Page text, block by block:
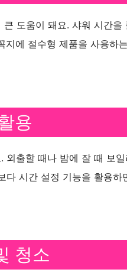
도움이 돼요. 샤워 시간
지에 절수형 제품을 사용하
용
외출할 때나 밤에 잘 때 보
다 시간 설정 기능을 활용하
청소